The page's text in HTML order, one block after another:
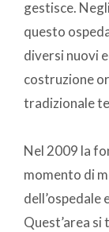
gestisce.
questo
diversi nuovi
costruzione
tradizionale
Nel 2009 la
momento di
dell’ospedale
Quest’area